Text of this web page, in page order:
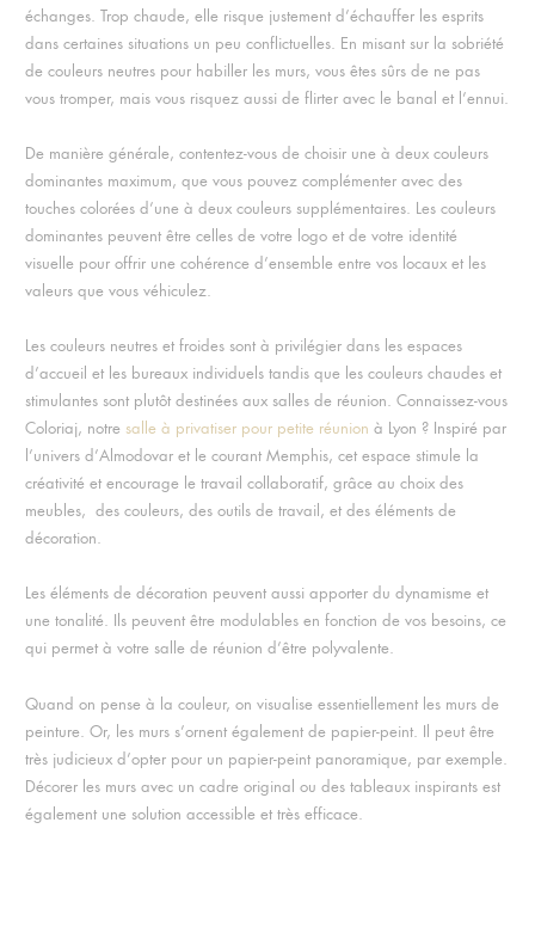
échanges. Trop chaude, elle risque justement d’échauffer les esprits
dans certaines situations un peu conflictuelles. En misant sur la sobriété
de couleurs neutres pour habiller les murs, vous êtes sûrs de ne pas
vous tromper, mais vous risquez aussi de flirter avec le banal et l’ennui.
De manière générale, contentez-vous de choisir une à deux couleurs
dominantes maximum, que vous pouvez complémenter avec des
touches colorées d’une à deux couleurs supplémentaires. Les couleurs
dominantes peuvent être celles de votre logo et de votre identité
visuelle pour offrir une cohérence d’ensemble entre vos locaux et les
valeurs que vous véhiculez.
Les couleurs neutres et froides sont à privilégier dans les espaces
d’accueil et les bureaux individuels tandis que les couleurs chaudes et
stimulantes sont plutôt destinées aux salles de réunion. Connaissez-vous
Coloriaj, notre salle à privatiser pour petite réunion à Lyon ? Inspiré par
l’univers d’Almodovar et le courant Memphis, cet espace stimule la
créativité et encourage le travail collaboratif, grâce au choix des
meubles, des couleurs, des outils de travail, et des éléments de
décoration.
Les éléments de décoration peuvent aussi apporter du dynamisme et
une tonalité. Ils peuvent être modulables en fonction de vos besoins, ce
qui permet à votre salle de réunion d’être polyvalente.
Quand on pense à la couleur, on visualise essentiellement les murs de
peinture. Or, les murs s’ornent également de papier-peint. Il peut être
très judicieux d’opter pour un papier-peint panoramique, par exemple.
Décorer les murs avec un cadre original ou des tableaux inspirants est
également une solution accessible et très efficace.